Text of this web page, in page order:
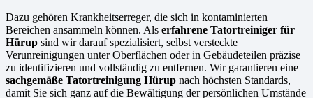
Dazu gehören Krankheitserreger, die sich in kontaminierten
Bereichen ansammeln können. Als erfahrene Tatortreiniger für
Hürup sind wir darauf spezialisiert, selbst versteckte
Verunreinigungen unter Oberflächen oder in Gebäudeteilen präzise
zu identifizieren und vollständig zu entfernen. Wir garantieren eine
sachgemäße Tatortreinigung Hürup nach höchsten Standards,
damit Sie sich ganz auf die Bewältigung der persönlichen Umstände